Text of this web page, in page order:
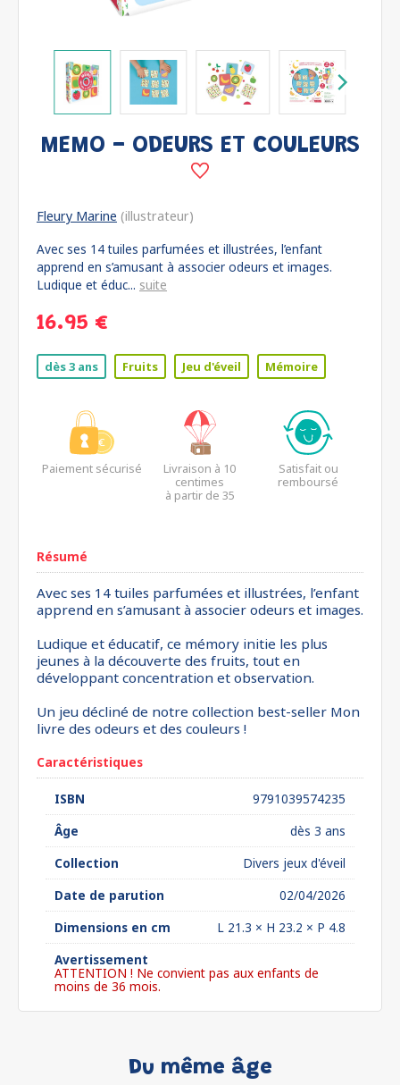
MEMO - ODEURS ET COULEURS
Fleury Marine (illustrateur)
Avec ses 14 tuiles parfumées et illustrées, l’enfant
apprend en s’amusant à associer odeurs et images.
Ludique et éduc... suite
16.95 €
dès 3 ans Fruits Jeu d'éveil Mémoire
Paiement sécurisé
Livraison à 10
centimes
à partir de 35
Satisfait ou
remboursé
Résumé
Avec ses 14 tuiles parfumées et illustrées, l’enfant
apprend en s’amusant à associer odeurs et images.
Ludique et éducatif, ce mémory initie les plus
jeunes à la découverte des fruits, tout en
développant concentration et observation.
Un jeu décliné de notre collection best-seller Mon
livre des odeurs et des couleurs !
Caractéristiques
ISBN
9791039574235
Âge
dès 3 ans
Collection
Divers jeux d'éveil
Date de parution
02/04/2026
Dimensions en cm
L 21.3 × H 23.2 × P 4.8
Avertissement
ATTENTION ! Ne convient pas aux enfants de
moins de 36 mois.
Du même âge